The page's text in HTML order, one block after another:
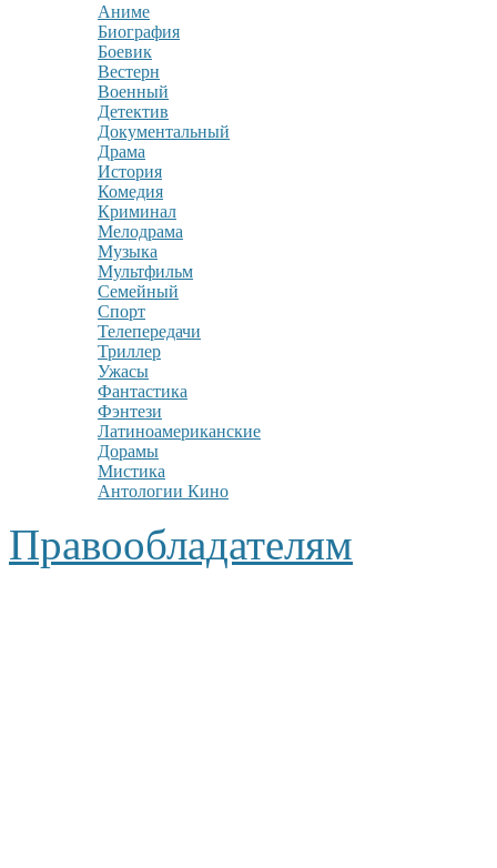
Аниме
Биография
Боевик
Вестерн
Военный
Детектив
Документальный
Драма
История
Комедия
Криминал
Мелодрама
Музыка
Мультфильм
Семейный
Спорт
Телепередачи
Триллер
Ужасы
Фантастика
Фэнтези
Латиноамериканские
Дорамы
Мистика
Антологии Кино
Правообладателям